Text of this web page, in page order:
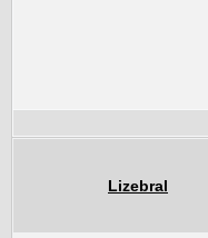
Lizebral